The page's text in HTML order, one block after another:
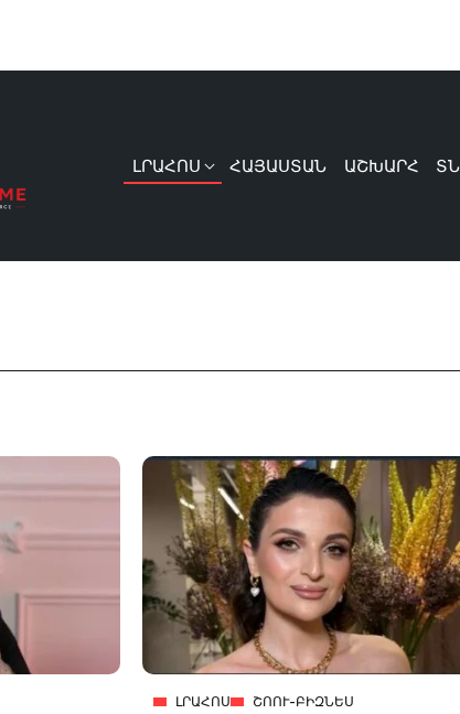
ԼՐԱՀՈՍ ՀԱՅԱՍՏԱՆ ԱՇԽԱՐՀ
ԼՐԱՀՈՍ ՇՈՈՒ-ԲԻԶՆԵՍ